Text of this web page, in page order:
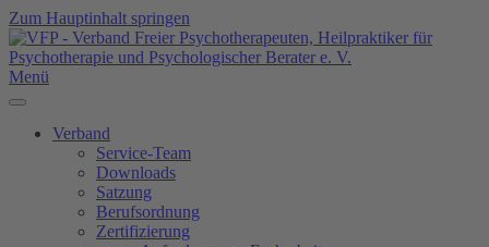
Zum Hauptinhalt springen
Menü
Verband
Service-Team
Downloads
Satzung
Berufsordnung
Zertifizierung